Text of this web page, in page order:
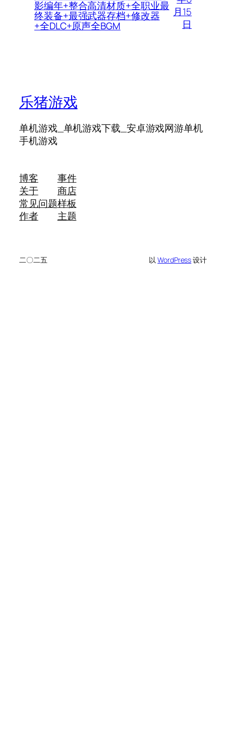
影编年+整合高清材质+全职业最
终装备+最强武器存档+修改器
+全DLC+原声全BGM
月15
日
乐猪游戏
单机游戏_单机游戏下载_安卓游戏网游单机
手机游戏
博客
关于
常见问题
作者
事件
商店
样板
主题
二〇二五 以WordPress设计